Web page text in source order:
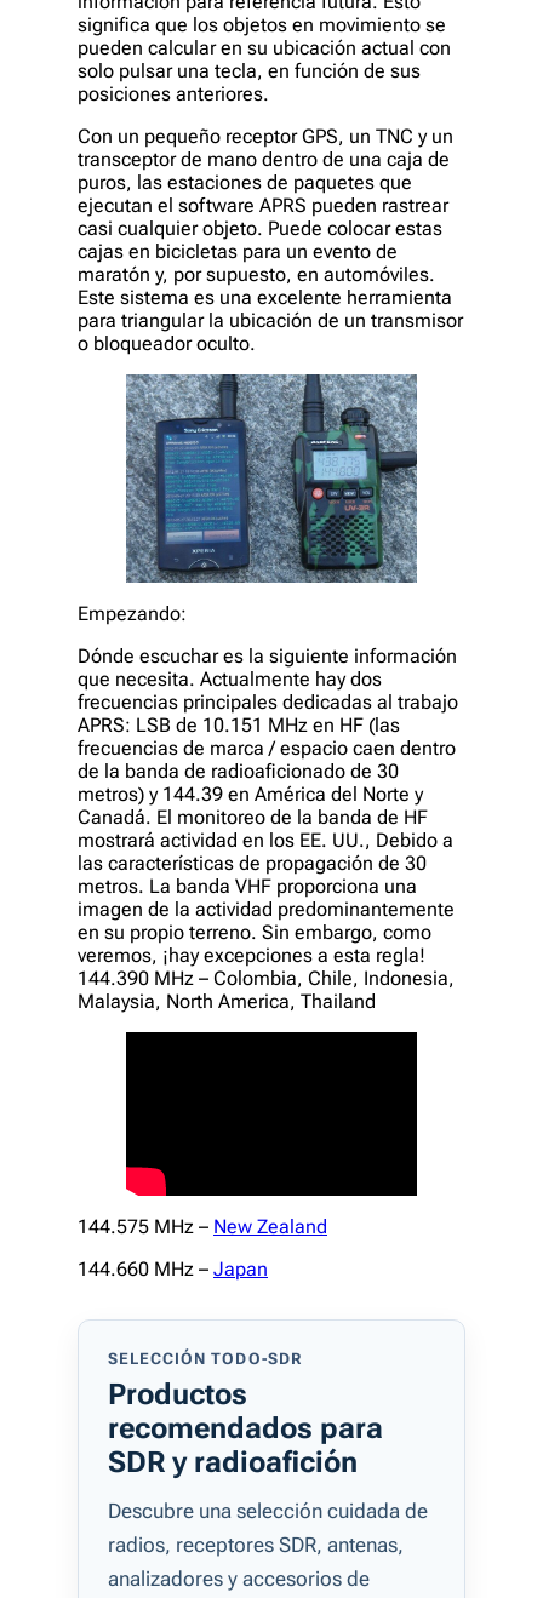
significa que los objetos en movimiento se
pueden calcular en su ubicación actual con
solo pulsar una tecla, en función de sus
posiciones anteriores.
Con un pequeño receptor GPS, un TNC y un
transceptor de mano dentro de una caja de
puros, las estaciones de paquetes que
ejecutan el software APRS pueden rastrear
casi cualquier objeto. Puede colocar estas
cajas en bicicletas para un evento de
maratón y, por supuesto, en automóviles.
Este sistema es una excelente herramienta
para triangular la ubicación de un transmisor
o bloqueador oculto.
Empezando:
Dónde escuchar es la siguiente información
que necesita. Actualmente hay dos
frecuencias principales dedicadas al trabajo
APRS: LSB de 10.151 MHz en HF (las
frecuencias de marca / espacio caen dentro
de la banda de radioaficionado de 30
metros) y 144.39 en América del Norte y
Canadá. El monitoreo de la banda de HF
mostrará actividad en los EE. UU., Debido a
las características de propagación de 30
metros. La banda VHF proporciona una
imagen de la actividad predominantemente
en su propio terreno. Sin embargo, como
veremos, ¡hay excepciones a esta regla!
144.390 MHz – Colombia, Chile, Indonesia,
Malaysia, North America, Thailand
144.575 MHz – New Zealand
144.660 MHz – Japan
SELECCIÓN TODO-SDR
Productos
recomendados para
SDR y radioafición
Descubre una selección cuidada de
radios, receptores SDR, antenas,
analizadores y accesorios de